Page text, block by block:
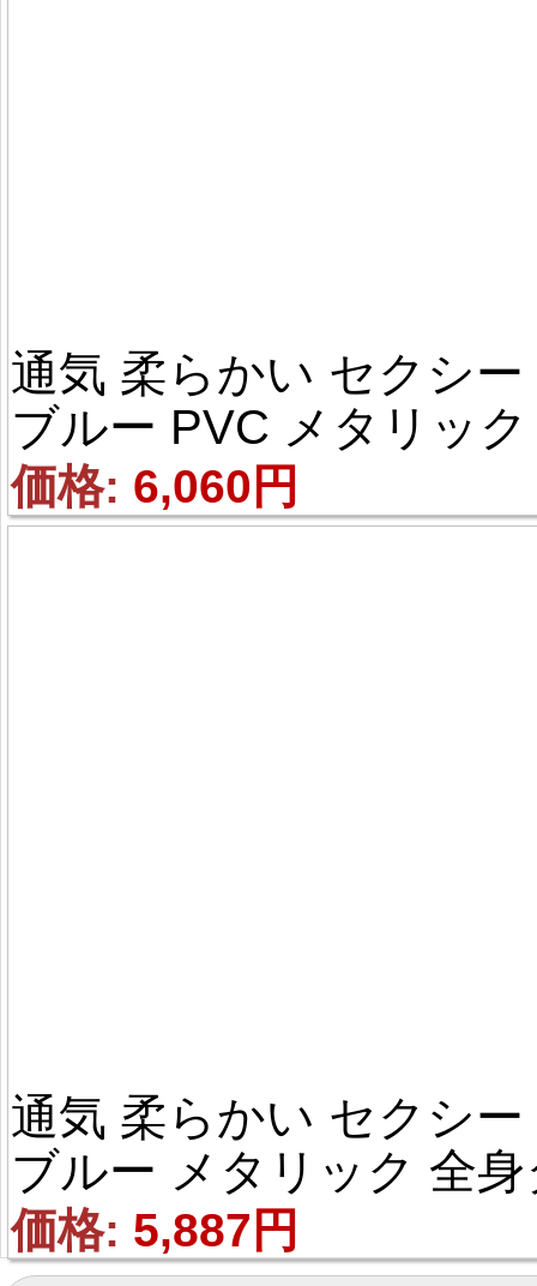
通気 柔らかい セクシー
ブルー PVC メタリック
顔出し ファスナー付き
身タイツ
価格: 6,060円
通気 柔らかい セクシー
ブルー メタリック 全身
イツ
価格: 5,887円